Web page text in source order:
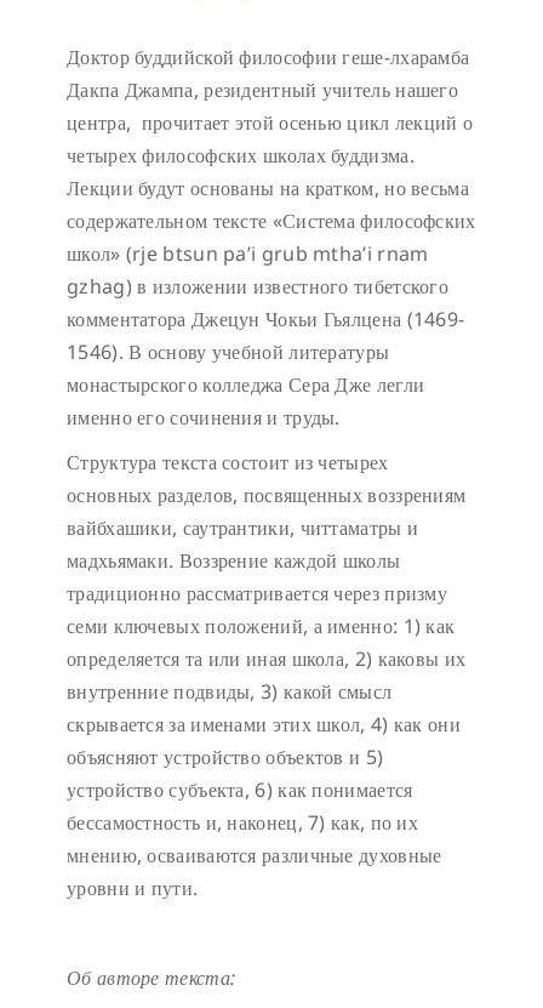
Доктор буддийской философии геше-лхарамба
Дакпа Джампа, резидентный учитель нашего
центра, прочитает этой осенью цикл лекций о
четырех философских школах буддизма.
Лекции будут основаны на кратком, но весьма
содержательном тексте «Система философских
школ» (rje btsun pa’i grub mtha’i rnam
gzhag) в изложении известного тибетского
комментатора Джецун Чокьи Гьялцена (1469-
1546). В основу учебной литературы
монастырского колледжа Сера Дже легли
именно его сочинения и труды.
Структура текста состоит из четырех
основных разделов, посвященных воззрениям
вайбхашики, саутрантики, читтаматры и
мадхьямаки. Воззрение каждой школы
традиционно рассматривается через призму
семи ключевых положений, а именно: 1) как
определяется та или иная школа, 2) каковы их
внутренние подвиды, 3) какой смысл
скрывается за именами этих школ, 4) как они
объясняют устройство объектов и 5)
устройство субъекта, 6) как понимается
бессамостность и, наконец, 7) как, по их
мнению, осваиваются различные духовные
уровни и пути.
Об авторе текста: